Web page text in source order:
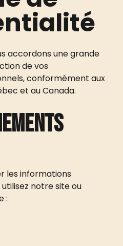
accordons une grande
de vos
conformément aux
et au Canada.
les informations
notre site ou
: